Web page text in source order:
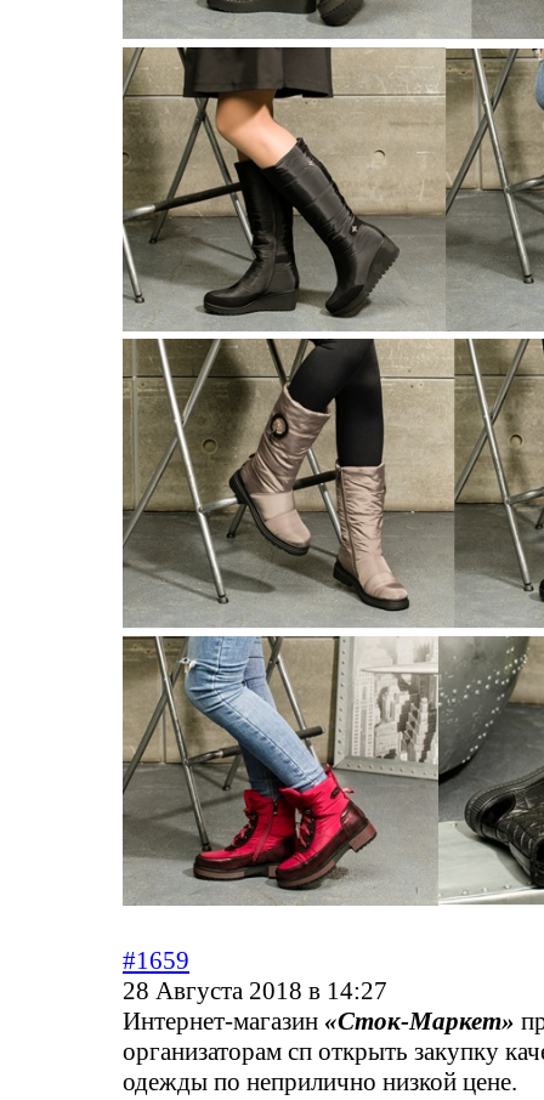
#1659
28 Августа 2018 в 14:27
Интернет-магазин «Сток-Маркет»
организаторам сп открыть закупку
одежды по неприлично низкой цене.